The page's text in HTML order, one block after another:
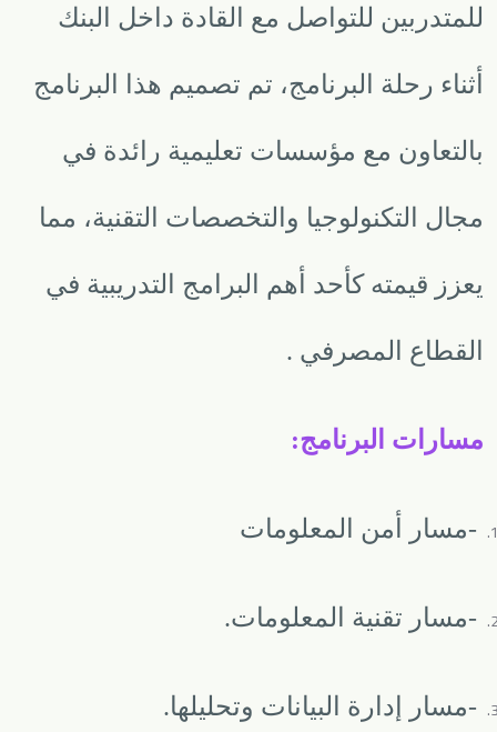
للمتدربين للتواصل مع القادة داخل البنك
أثناء رحلة البرنامج، تم تصميم هذا البرنامج
بالتعاون مع مؤسسات تعليمية رائدة في
مجال التكنولوجيا والتخصصات التقنية، مما
يعزز قيمته كأحد أهم البرامج التدريبية في
القطاع المصرفي .
مسارات البرنامج:
-مسار أمن المعلومات
-مسار تقنية المعلومات.
-مسار إدارة البيانات وتحليلها.